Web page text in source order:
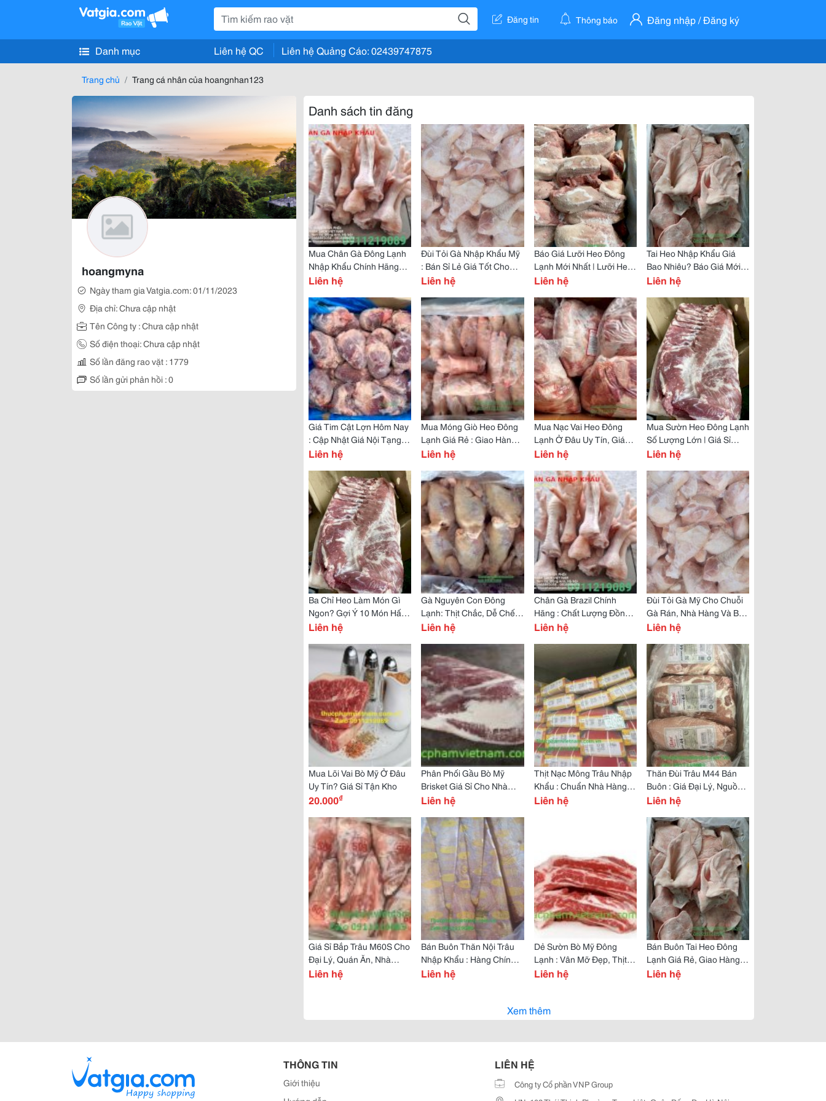
Đăng tin Thông báo Đăng nhập / Đăng ký
Danh mục Liên hệ QC Liên hệ Quảng Cáo: 02439747875
Trang chủ Trang cá nhân của hoangnhan123
hoangmyna
Ngày tham gia Vatgia.com: 01/11/2023
Địa chỉ: Chưa cập nhật
Tên Công ty : Chưa cập nhật
Số điện thoại: Chưa cập nhật
Số lần đăng rao vặt : 1779
Số lần gửi phản hồi : 0
Danh sách tin đăng
Mua Chân Gà Đông Lạnh
Nhập Khẩu Chính Hãng
Tại Hà Nội
Liên hệ
Đùi Tỏi Gà Nhập Khẩu Mỹ
: Bán Sỉ Lẻ Giá Tốt Cho
Nhà Hàng
Liên hệ
Báo Giá Lưỡi Heo Đông
Lạnh Mới Nhất | Lưỡi Heo
Nhập Khẩu Chất Lượng
Liên hệ
Tai Heo Nhập Khẩu Giá
Bao Nhiêu? Báo Giá Mới
Nhất Hôm Nay
Liên hệ
Giá Tim Cật Lợn Hôm Nay
: Cập Nhật Giá Nội Tạng
Heo Đông Lạnh
Liên hệ
Mua Móng Giò Heo Đông
Lạnh Giá Rẻ : Giao Hàng
Toàn Quốc
Liên hệ
Mua Nạc Vai Heo Đông
Lạnh Ở Đâu Uy Tín, Giá
Tốt?
Liên hệ
Mua Sườn Heo Đông Lạnh
Số Lượng Lớn | Giá Sỉ
Toàn Quốc
Liên hệ
Ba Chỉ Heo Làm Món Gì
Ngon? Gợi Ý 10 Món Hấp
Dẫn
Liên hệ
Gà Nguyên Con Đông
Lạnh: Thịt Chắc, Dễ Chế
Biến Nhiều Món
Liên hệ
Chân Gà Brazil Chính
Hãng : Chất Lượng Đồng
Đều, Giá Cạnh Tranh
Liên hệ
Đùi Tỏi Gà Mỹ Cho Chuỗi
Gà Rán, Nhà Hàng Và Bếp
Ăn Công Nghiệp
Liên hệ
Mua Lõi Vai Bò Mỹ Ở Đâu
Uy Tín? Giá Sỉ Tận Kho
20.000₫
Phân Phối Gầu Bò Mỹ
Brisket Giá Sỉ Cho Nhà
Hàng, Quán Lẩu
Liên hệ
Thịt Nạc Mông Trâu Nhập
Khẩu : Chuẩn Nhà Hàng,
Giá Cạnh Tranh
Liên hệ
Thăn Đùi Trâu M44 Bán
Buôn : Giá Đại Lý, Nguồn
Hàng Ổn Định
Liên hệ
Giá Sỉ Bắp Trâu M60S Cho
Đại Lý, Quán Ăn, Nhà
Hàng
Liên hệ
Bán Buôn Thăn Nội Trâu
Nhập Khẩu : Hàng Chính
Ngạch, Giá Tốt
Liên hệ
Dẻ Sườn Bò Mỹ Đông
Lạnh : Vân Mỡ Đẹp, Thịt
Mềm Ngọt
Liên hệ
Bán Buôn Tai Heo Đông
Lạnh Giá Rẻ, Giao Hàng
Toàn Quốc
Liên hệ
Xem thêm
THÔNG TIN
Giới thiệu
LIÊN HỆ
Công ty Cổ phần VNP Group